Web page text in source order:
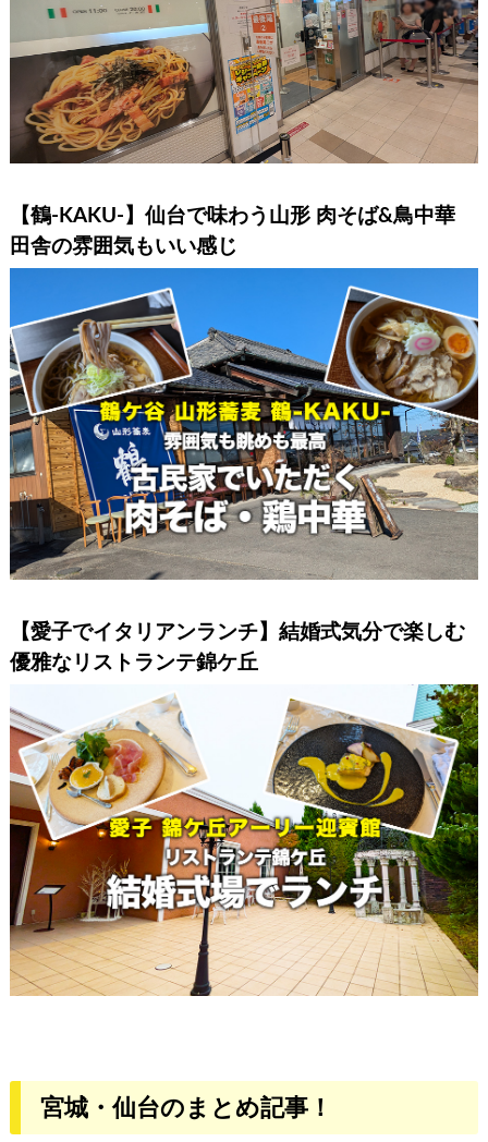
【鶴-KAKU-】仙台で味わう山形 肉そば&鳥中華
田舎の雰囲気もいい感じ
【愛子でイタリアンランチ】結婚式気分で楽しむ
優雅なリストランテ錦ケ丘
宮城・仙台のまとめ記事！